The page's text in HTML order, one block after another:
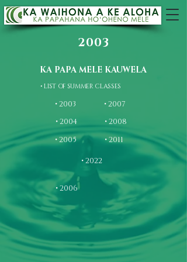
2003
KA PAPA MELE KAUWELA
• LIST OF SUMMER CLASSES
• 2003
• 2004
• 2007
• 2008
• 2005
• 2011
• 2022
• 2006